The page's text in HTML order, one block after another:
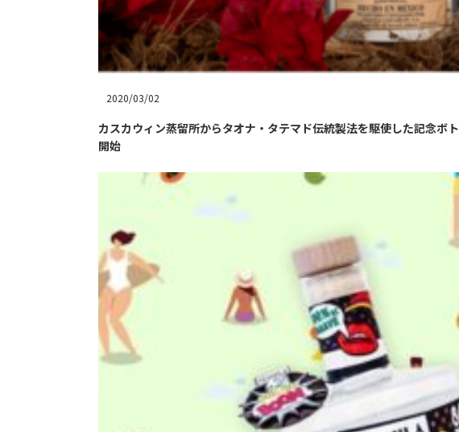
2020/03/02
カスカウィン蒸留所からタオナ・タテマド伝統製法を駆使した記念ボ
開始